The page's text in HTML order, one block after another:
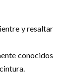
y resaltar
conocidos